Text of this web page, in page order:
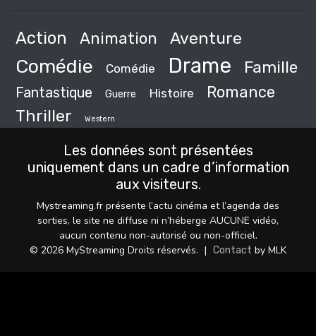
Action Animation Aventure
Comédie Comédie Drame Famille
Fantastique Guerre Histoire Romance
Thriller Western
Les données sont présentées
uniquement dans un cadre d’information
aux visiteurs.
Mystreaming.fr présente l’actu cinéma et l’agenda des
sorties, le site ne diffuse ni n’héberge AUCUNE vidéo,
aucun contenu non-autorisé ou non-officiel.
© 2026 MyStreaming Droits réservés. | Contact by MLK